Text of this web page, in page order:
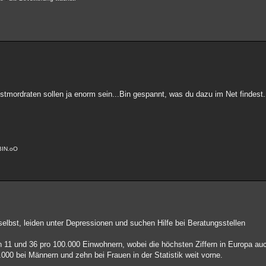
sollen ja enorm sein...Bin gespannt, was du dazu im Net
leiden unter Depressionen und suchen Hilfe bei Beratungsstellen
und 36 pro 100.000 Einwohnern, wobei die höchsten Ziffern in Europa
bei Männern und zehn bei Frauen in der Statistik weit vorne.